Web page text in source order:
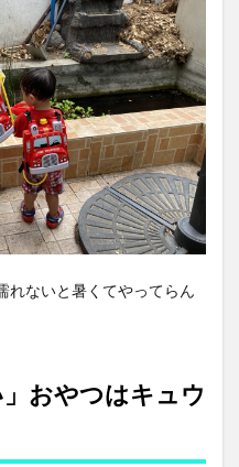
れないと暑くてやってらん
」おやつはキュウ